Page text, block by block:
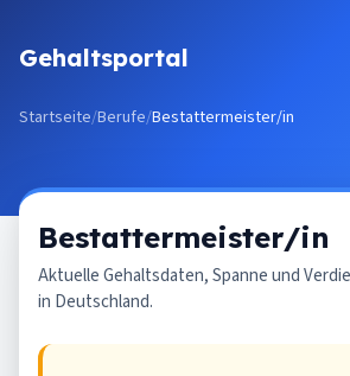
Gehaltsportal
Startseite/Berufe/Bestattermeister/in
Bestattermeister/in
Aktuelle Gehaltsdaten, Spanne und
in Deutschland.